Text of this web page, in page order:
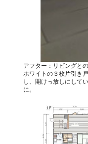
アフター：リビングと
ホワイトの３枚片引き
し、開けっ放しにして
に。